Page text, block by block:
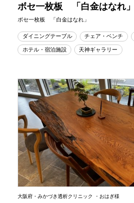
ボセ一枚板 「白金はなれ」
ボセ一枚板 「白金はなれ」
ダイニングテーブル チェア・ベンチ
ホテル・宿泊施設
天神ギャラリー
大阪府・みかづき透析クリニック ・おはぎ様